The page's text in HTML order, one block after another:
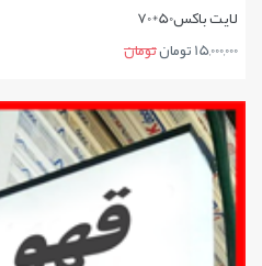
لایت باکس50*70
15,000,000 تومان
تومان